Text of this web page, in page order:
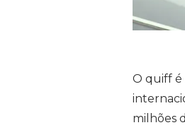
O quiff é
milhões